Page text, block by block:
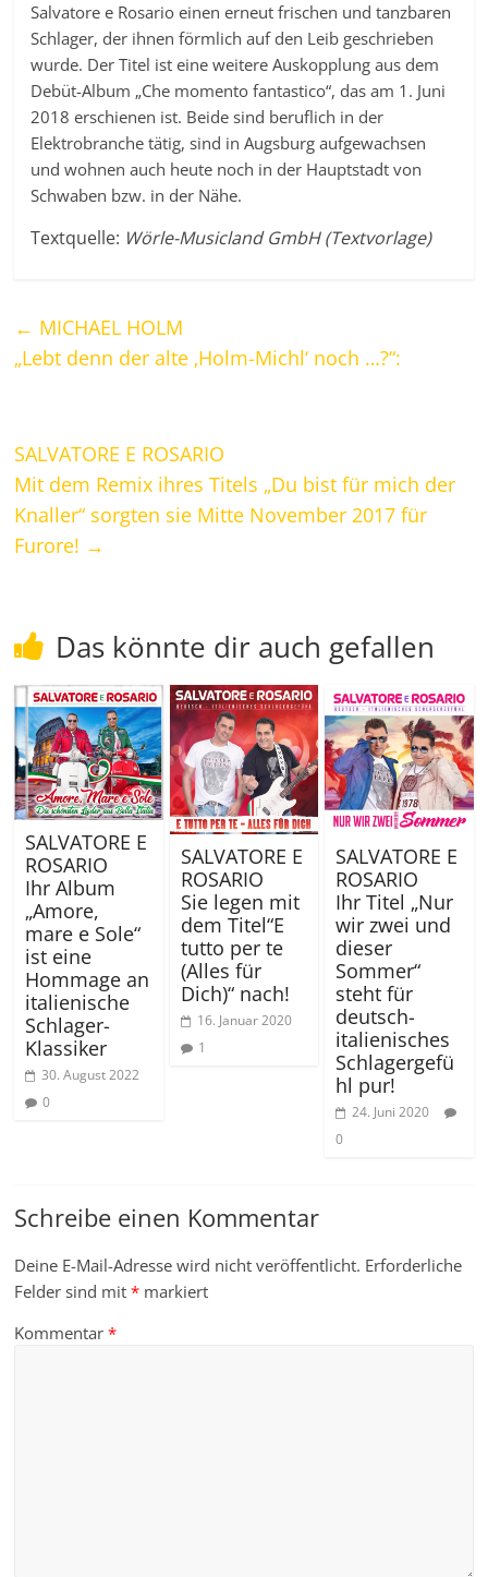
Salvatore e Rosario einen erneut frischen und tanzbaren
Schlager, der ihnen förmlich auf den Leib geschrieben
wurde. Der Titel ist eine weitere Auskopplung aus dem
Debüt-Album „Che momento fantastico“, das am 1. Juni
2018 erschienen ist. Beide sind beruflich in der
Elektrobranche tätig, sind in Augsburg aufgewachsen
und wohnen auch heute noch in der Hauptstadt von
Schwaben bzw. in der Nähe.
Textquelle: Wörle-Musicland GmbH (Textvorlage)
← MICHAEL HOLM
„Lebt denn der alte ‚Holm-Michl‘ noch …?“:
SALVATORE E ROSARIO
Mit dem Remix ihres Titels „Du bist für mich der
Knaller“ sorgten sie Mitte November 2017 für
Furore! →
Das könnte dir auch gefallen
SALVATORE E
ROSARIO
Ihr Album
„Amore,
mare e Sole“
ist eine
Hommage an
italienische
Schlager-
Klassiker
30. August 2022
0
SALVATORE E
ROSARIO
Sie legen mit
dem Titel“E
tutto per te
(Alles für
Dich)“ nach!
16. Januar 2020
1
SALVATORE E
ROSARIO
Ihr Titel „Nur
wir zwei und
dieser
Sommer“
steht für
deutsch-
italienisches
Schlagergefü
hl pur!
24. Juni 2020
0
Schreibe einen Kommentar
Deine E-Mail-Adresse wird nicht veröffentlicht. Erforderliche
Felder sind mit* markiert
Kommentar*